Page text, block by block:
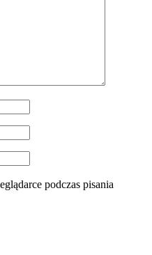
podczas pisania